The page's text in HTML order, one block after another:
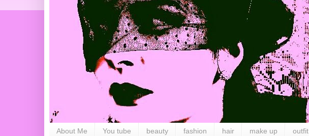
About Me You tube beauty fashion hair make up outfit